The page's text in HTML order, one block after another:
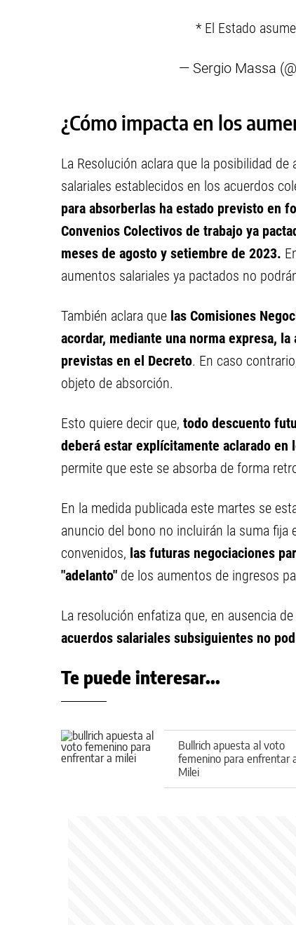
* El Estado
— Sergio Massa
¿Cómo impacta en los
La Resolución aclara que la posibilidad
salariales establecidos en los acuerdos
para absorberlas ha estado previsto en
Convenios Colectivos de trabajo ya
meses de agosto y setiembre de 2023.
aumentos salariales ya pactados no
También aclara que las Comisiones
acordar, mediante una norma expresa,
previstas en el Decreto. En caso
objeto de absorción.
Esto quiere decir que, todo descuento
deberá estar explícitamente aclarado
permite que este se absorba de forma
En la medida publicada este martes se
anuncio del bono no incluirán la suma
convenidos, las futuras negociaciones
"adelanto" de los aumentos de ingresos
La resolución enfatiza que, en ausencia
acuerdos salariales subsiguientes no
Te puede interesar...
Bullrich apuesta al voto
femenino para enfrentar
Milei